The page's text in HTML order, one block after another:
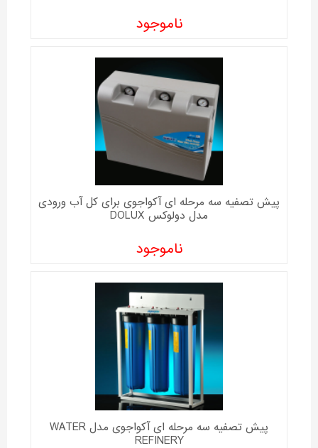
ناموجود
پیش تصفیه سه مرحله ای آکواجوی برای کل آب ورودی
مدل دولوکس DOLUX
ناموجود
پیش تصفیه سه مرحله ای آکواجوی مدل WATER
REFINERY